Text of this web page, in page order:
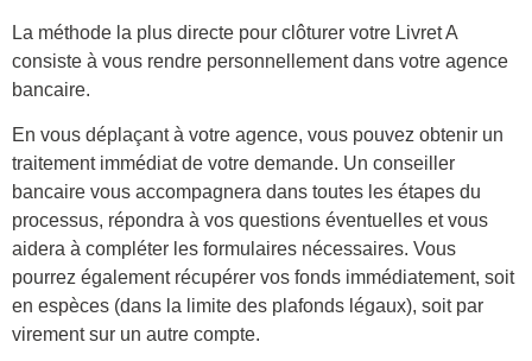
La méthode la plus directe pour clôturer votre Livret A
consiste à vous rendre personnellement dans votre agence
bancaire.
En vous déplaçant à votre agence, vous pouvez obtenir un
traitement immédiat de votre demande. Un conseiller
bancaire vous accompagnera dans toutes les étapes du
processus, répondra à vos questions éventuelles et vous
aidera à compléter les formulaires nécessaires. Vous
pourrez également récupérer vos fonds immédiatement, soit
en espèces (dans la limite des plafonds légaux), soit par
virement sur un autre compte.